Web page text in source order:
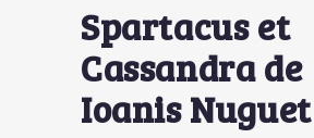
Spartacus et
Cassandra de
Ioanis Nuguet